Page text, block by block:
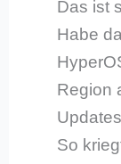
Das ist
Habe
Region
So